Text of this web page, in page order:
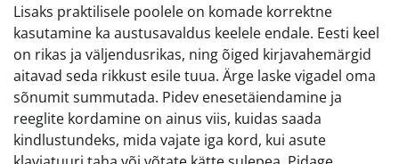
Lisaks praktilisele poolele on komade korrektne
kasutamine ka austusavaldus keelele endale. Eesti keel
on rikas ja väljendusrikas, ning õiged kirjavahemärgid
aitavad seda rikkust esile tuua. Ärge laske vigadel oma
sõnumit summutada. Pidev enesetäiendamine ja
reeglite kordamine on ainus viis, kuidas saada
kindlustundeks, mida vajate iga kord, kui asute